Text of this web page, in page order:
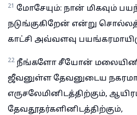
21 மோசேயும்: நான் மிகவும்
நடுங்குகிறேன் என்று
காட்சி அவ்வளவு
22 நீங்களோ சீயோன்
ஜீவனுள்ள தேவனுடைய
எருசலேமினிடத்திற்கும்,
தேவதூதர்களினிடத்திற்கும்,